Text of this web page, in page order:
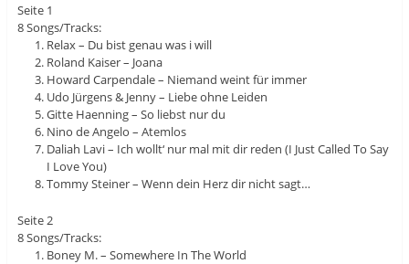
Seite 1
8 Songs/Tracks:
Relax – Du bist genau was i will
Roland Kaiser – Joana
Howard Carpendale – Niemand weint für immer
Udo Jürgens & Jenny – Liebe ohne Leiden
Gitte Haenning – So liebst nur du
Nino de Angelo – Atemlos
Daliah Lavi – Ich wollt‘ nur mal mit dir reden (I Just Called To Say
I Love You)
Tommy Steiner – Wenn dein Herz dir nicht sagt…
Seite 2
8 Songs/Tracks:
Boney M. – Somewhere In The World